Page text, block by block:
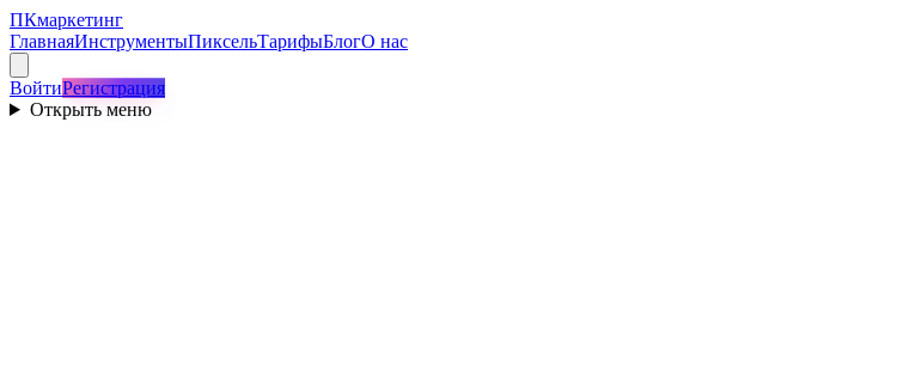
ПКмаркетинг
ГлавнаяИнструментыПиксельТарифыБлогО нас
ВойтиРегистрация
Открыть меню